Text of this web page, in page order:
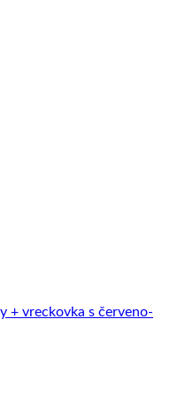
+ vreckovka s červeno-